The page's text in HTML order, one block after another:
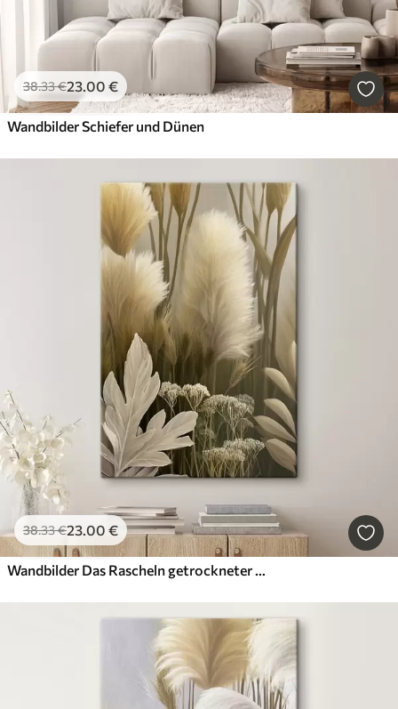
38.33€23.00 €
Wandbilder Schiefer und Dünen
38.33€23.00 €
Wandbilder Das Rascheln getrockneter Blumen